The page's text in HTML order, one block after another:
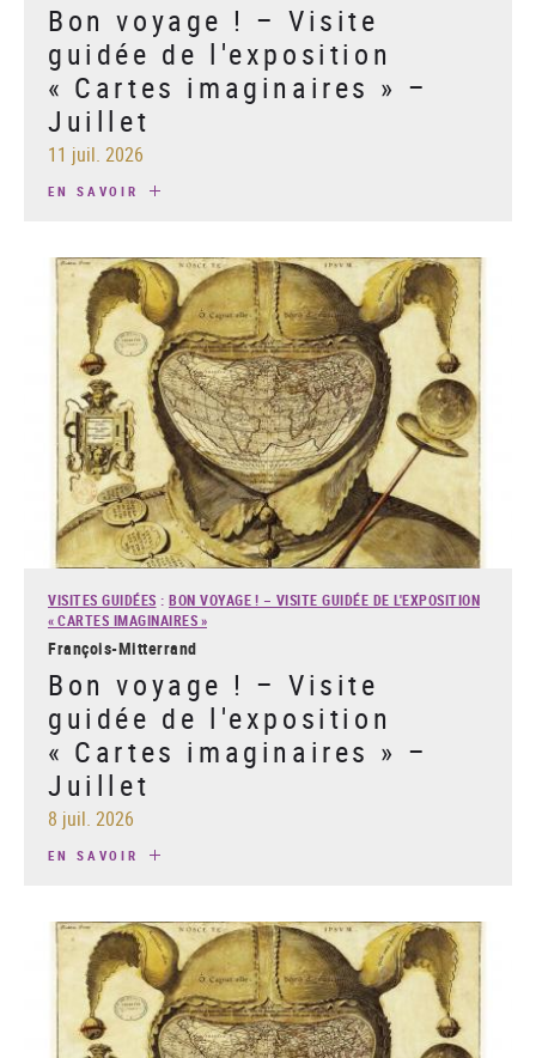
Bon voyage ! – Visite
guidée de l'exposition
« Cartes imaginaires » –
Juillet
11 juil. 2026
EN SAVOIR
VISITES GUIDÉES : BON VOYAGE ! – VISITE GUIDÉE DE L'EXPOSITION
« CARTES IMAGINAIRES »
François-Mitterrand
Bon voyage ! – Visite
guidée de l'exposition
« Cartes imaginaires » –
Juillet
8 juil. 2026
EN SAVOIR